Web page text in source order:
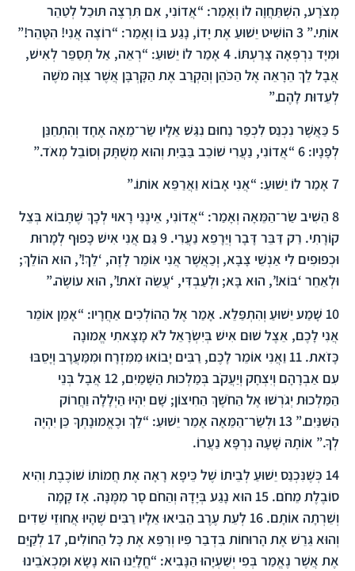
מְצֹרָע, הִשְׁתַּחֲוָה לוֹ וְאָמַר: “אֲדוֹנִי, אִם תִּרְצֶה תּוּכַל לְטַהֵר
אוֹתִי.” 3 הוֹשִׁיט יֵשׁוּעַ אֶת יָדוֹ, נָגַע בּוֹ וְאָמַר: “רוֹצֶה אֲנִי! הִטָּהֵר!”
וּמִיָּד נִרְפְּאָה צָרַעְתּוֹ. 4 אָמַר לוֹ יֵשׁוּעַ: “רְאֵה, אַל תְּסַפֵּר לְאִישׁ,
אֲבָל לֵךְ הֵרָאֵה אֶל הַכֹּהֵן וְהַקְרֵב אֶת הַקָּרְבָּן אֲשֶׁר צִוָּה מֹשֶׁה
לְעֵדוּת לָהֶם.”
5 כַּאֲשֶׁר נִכְנַס לִכְפַר נַחוּם נִגַּשׁ אֵלָיו שַׂר־מֵאָה אֶחָד וְהִתְחַנֵּן
לְפָנָיו: 6 “אֲדוֹנִי, נַעֲרִי שׁוֹכֵב בַּבַּיִת וְהוּא מְשֻׁתָּק וְסוֹבֵל מְאֹד.”
7 אָמַר לוֹ יֵשׁוּעַ: “אֲנִי אָבוֹא וַאֲרַפֵּא אוֹתוֹ.”
8 הֵשִׁיב שַׂר־הַמֵּאָה וְאָמַר: “אֲדוֹנִי, אֵינֶנִּי רָאוּי לְכָךְ שֶׁתָּבוֹא בְּצֵל
קוֹרָתִי. רַק דַּבֵּר דָּבָר וְיֵּרָפֵא נַעֲרִי. 9גַּם אֲנִי אִישׁ כָּפוּף לְמָרוּת
וּכְפוּפִים לִי אַנְשֵׁי צָבָא, וְכַאֲשֶׁר אֲנִי אוֹמֵר לָזֶה, ‘לֵךְ!’, הוּא הוֹלֵךְ;
וּלְאַחֵר ‘בּוֹא!’, הוּא בָּא; וּלְעַבְדִּי, ‘עֲשֵׂה זֹאת!’, הוּא עוֹשֶׂה.”
10 שָׁמַע יֵשׁוּעַ וְהִתְפַּלֵא. אָמַר אֶל הַהוֹלְכִים אַחֲרָיו: “אָמֵן אוֹמֵר
אֲנִי לָכֶם, אֵצֶל שׁוּם אִישׁ בְּיִשְׂרָאֵל לֹא מָצָאתִי אֱמוּנָה
כָּזֹאת. 11וַאֲנִי אוֹמֵר לָכֶם, רַבִּים יָבוֹאוּ מִמִּזְרָח וּמִמַּעֲרָב וְיָסֵבּוּ
עִם אַבְרָהָם וְיִצְחָק וְיַעֲקֹב בְּמַלְכוּת הַשָּׁמַיִם, 12 אֲבָל בְּנֵי
הַמַּלְכוּת יְגֹרְשׁוּ אֶל הַחֹשֶׁךְ הַחִיצוֹן; שָׁם יִהְיוּ הַיְלָלָה וַחֲרוֹק
הַשִּׁנַּיִם.” 13וּלְשַׂר־הַמֵּאָה אָמַר יֵשׁוּעַ: “לֵךְ וּכֶאֱמוּנָתְךָ כֵּן יִהְיֶה
לְךָ.” אוֹתָהּ שָׁעָה נִרְפָּא נַעֲרוֹ.
14 כְּשֶׁנִּכְנַס יֵשׁוּעַ לְבֵיתוֹ שֶׁל כֵּיפָא רָאָה אֶת חֲמוֹתוֹ שׁוֹכֶבֶת וְהִיא
סוֹבֶלֶת מֵחֹם. 15 הוּא נָגַע בְּיָדָהּ וְהַחֹם סָר מִמֶּנָּה. אָז קָמָה
וְשֵׁרְתָה אוֹתָם. 16 לְעֵת עֶרֶב הֵבִיאוּ אֵלָיו רַבִּים שֶׁהָיוּ אֲחוּזֵי שֵׁדִים
וְהוּא גֵּרֵשׁ אֶת הָרוּחוֹת בִּדְבַר פִּיו וְרִפֵּא אֶת כָּל הַחוֹלִים, 17 לְקַיֵּם
אֶת אֲשֶׁר נֶאֱמַר בְּפִי יְשַׁעְיָהוּ הַנָּבִיא: “חֳלָיֵנוּ הוּא נָשָׂא וּמַכְאֹבֵינוּ